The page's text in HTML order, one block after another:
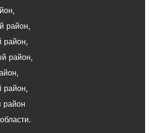
,
район,
район,
район,
,
район,
район